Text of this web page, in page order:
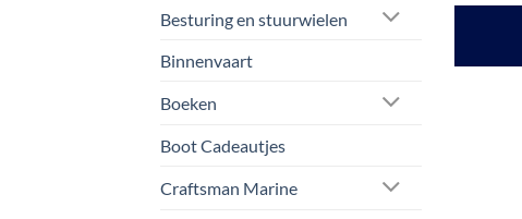
Besturing en stuurwielen
Binnenvaart
Boeken
Boot Cadeautjes
Craftsman Marine